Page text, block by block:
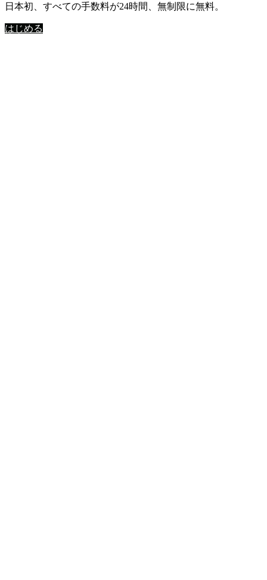
日本初、すべての手数料が24時間、無制限に無料。
はじめる